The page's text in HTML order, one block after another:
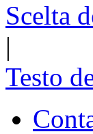
Scelta
|
Testo